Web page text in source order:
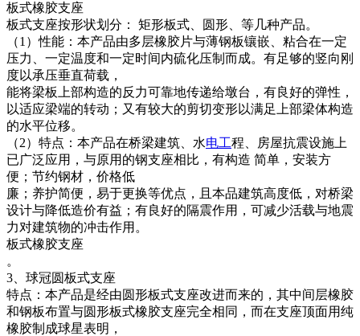
板式橡胶支座
板式支座按形状划分： 矩形板式、圆形、等几种产品。
（1）性能：本产品由多层橡胶片与薄钢板镶嵌、粘合在一定
压力、一定温度和一定时间内硫化压制而成。有足够的竖向刚
度以承压垂直荷载，
能将梁板上部构造的反力可靠地传递给墩台，有良好的弹性，
以适应梁端的转动；又有较大的剪切变形以满足上部梁体构造
的水平位移。
（2）特点：本产品在桥梁建筑、水电工程、房屋抗震设施上
已广泛应用，与原用的钢支座相比，有构造 简单，安装方
便；节约钢材，价格低
廉；养护简便，易于更换等优点，且本品建筑高度低，对桥梁
设计与降低造价有益；有良好的隔震作用，可减少活载与地震
力对建筑物的冲击作用。
板式橡胶支座
。
3、球冠圆板式支座
特点：本产品是经由圆形板式支座改进而来的，其中间层橡胶
和钢板布置与圆形板式橡胶支座完全相同，而在支座顶面用纯
橡胶制成球星表明，